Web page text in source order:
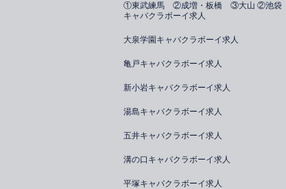
①東武練馬 ②成増・板橋 ③大山 ②池袋
キャバクラボーイ求人
大泉学園キャバクラボーイ求人
亀戸キャバクラボーイ求人
新小岩キャバクラボーイ求人
湯島キャバクラボーイ求人
五井キャバクラボーイ求人
溝の口キャバクラボーイ求人
平塚キャバクラボーイ求人